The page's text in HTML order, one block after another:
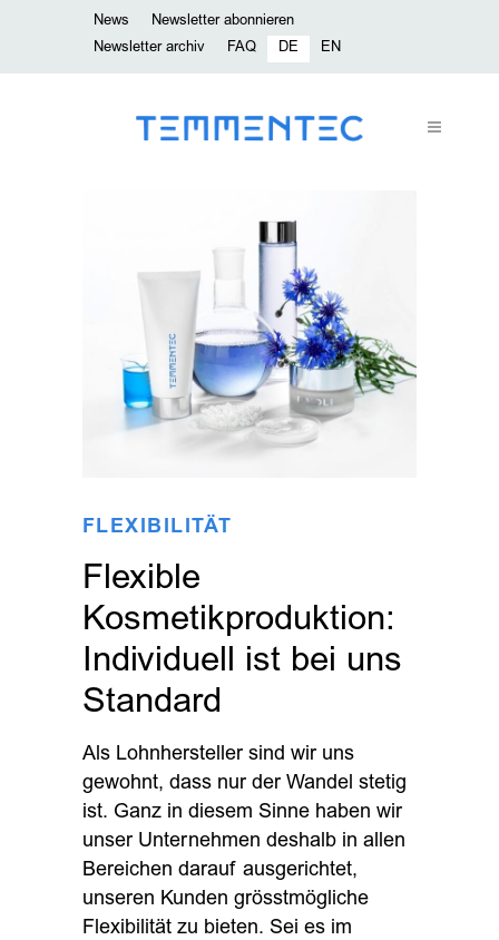
News
Newsletter abonnieren
Newsletter archiv
FAQ DE EN
FLEXIBILITÄT
Flexible
Kosmetikproduktion:
Individuell ist bei uns
Standard
Als Lohnhersteller sind wir uns
gewohnt, dass nur der Wandel stetig
ist. Ganz in diesem Sinne haben wir
unser Unternehmen deshalb in allen
Bereichen darauf ausgerichtet,
unseren Kunden grösstmögliche
Flexibilität zu bieten. Sei es im